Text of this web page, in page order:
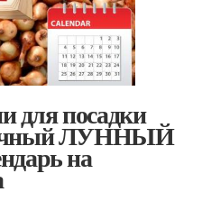
для посадки
ЛУННЫЙ
на